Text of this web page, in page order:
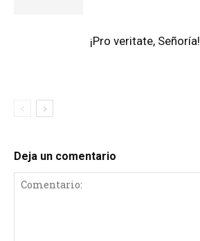
¡Pro veritate, Señoría!
Deja un comentario